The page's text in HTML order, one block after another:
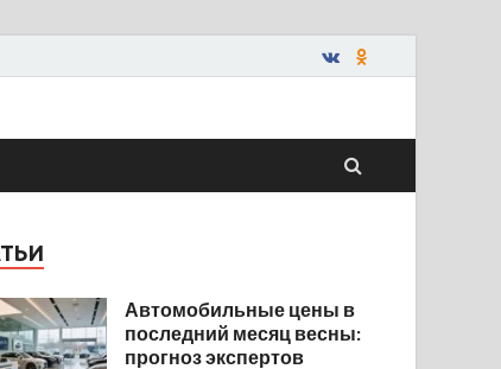
Автомобильные цены в
последний месяц весны:
прогноз экспертов